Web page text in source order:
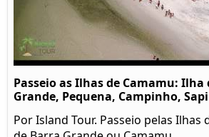
Passeio as Ilhas de Camamu: Ilha
Grande, Pequena, Campinho,
Por Island Tour. Passeio pelas Ilhas